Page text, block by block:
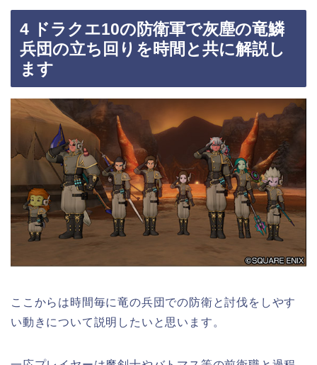
4 ドラクエ10の防衛軍で灰塵の竜鱗
兵団の立ち回りを時間と共に解説し
ます
ここからは時間毎に竜の兵団での防衛と討伐をしやす
い動きについて説明したいと思います。